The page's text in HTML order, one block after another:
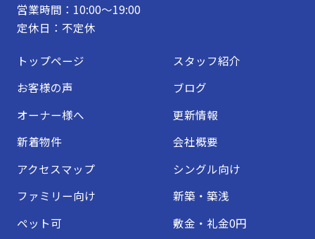
営業時間：10:00～19:00
定休日：不定休
トップページ
スタッフ紹介
お客様の声
ブログ
オーナー様へ
更新情報
新着物件
会社概要
アクセスマップ
シングル向け
ファミリー向け
新築・築浅
ペット可
敷金・礼金0円